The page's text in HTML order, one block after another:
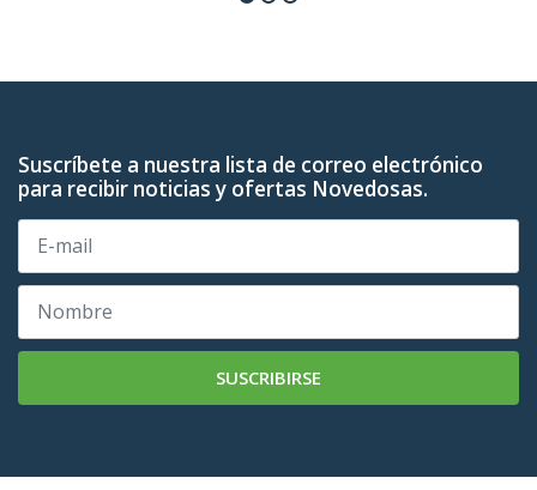
Suscríbete a nuestra lista de correo electrónico
para recibir noticias y ofertas Novedosas.
SUSCRIBIRSE